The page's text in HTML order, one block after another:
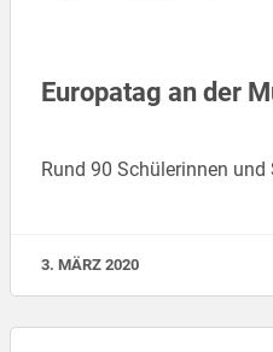
Europatag an der
Rund 90 Schülerinnen
3. MÄRZ 2020